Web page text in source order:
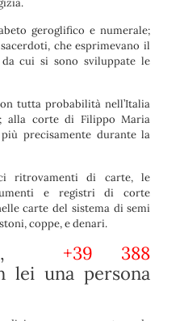
geroglifico e numerale;
che esprimevano il
cui si sono sviluppate le
tutta probabilità nell’Italia
alla corte di Filippo Maria
precisamente durante la
ritrovamenti di carte, le
e registri di corte
carte del sistema di semi
coppe, e denari.
+39 388
lei una persona